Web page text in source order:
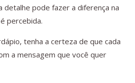
detalhe pode fazer a diferença na
percebida.
tenha a certeza de que cada
a mensagem que você quer